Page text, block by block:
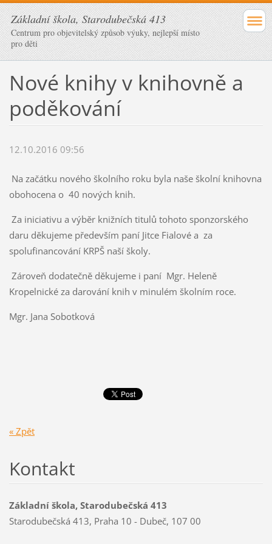
Základní škola, Starodubečská 413
Centrum pro objevitelský způsob výuky, nejlepší místo
pro děti
Nové knihy v knihovně a
poděkování
12.10.2016 09:56
Na začátku nového školního roku byla naše školní knihovna
obohocena o 40 nových knih.
Za iniciativu a výběr knižních titulů tohoto sponzorského
daru děkujeme především paní Jitce Fialové a za
spolufinancování KRPŠ naší školy.
Zároveň dodatečně děkujeme i paní Mgr. Heleně
Kropelnické za darování knih v minulém školním roce.
Mgr. Jana Sobotková
« Zpět
Kontakt
Základní škola, Starodubečská 413
Starodubečská 413, Praha 10 - Dubeč, 107 00